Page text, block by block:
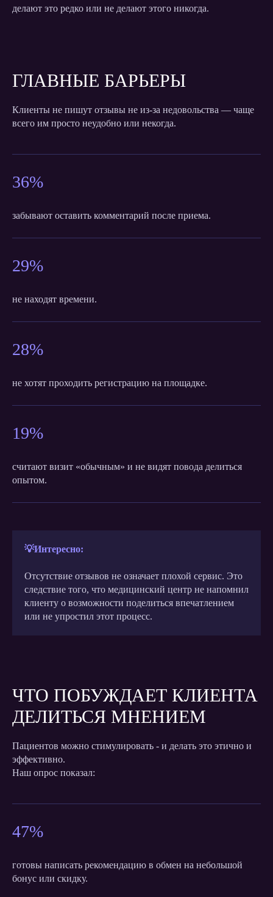
делают это редко или не делают этого никогда.
ГЛАВНЫЕ БАРЬЕРЫ
Клиенты не пишут отзывы не из-за недовольства — чаще
всего им просто неудобно или некогда.
36%
забывают оставить комментарий после приема.
29%
не находят времени.
28%
не хотят проходить регистрацию на площадке.
19%
считают визит «обычным» и не видят повода делиться
опытом.
💡Интересно:
Отсутствие отзывов не означает плохой сервис. Это
следствие того, что медицинский центр не напомнил
клиенту о возможности поделиться впечатлением
или не упростил этот процесс.
ЧТО ПОБУЖДАЕТ КЛИЕНТА
ДЕЛИТЬСЯ МНЕНИЕМ
Пациентов можно стимулировать - и делать это этично и
эффективно.
Наш опрос показал:
47%
готовы написать рекомендацию в обмен на небольшой
бонус или скидку.
ОТ OK REVIEW
БЕСПЛАТНЫЙ
получить бесплатный аудит
репутации вашей клиники и
персональные рекомендации по ее